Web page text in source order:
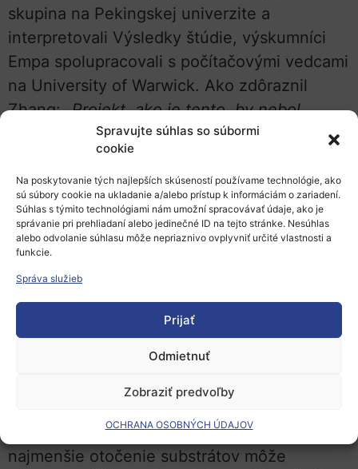
Spravujte súhlas so súbormi
cookie
Na poskytovanie tých najlepších skúseností používame technológie, ako
sú súbory cookie na ukladanie a/alebo prístup k informáciám o zariadení.
Súhlas s týmito technológiami nám umožní spracovávať údaje, ako je
správanie pri prehliadaní alebo jedinečné ID na tejto stránke. Nesúhlas
alebo odvolanie súhlasu môže nepriaznivo ovplyvniť určité vlastnosti a
funkcie.
Správa služieb
Prijať
Odmietnuť
Zobraziť predvoľby
OCHRANA OSOBNÝCH ÚDAJOV
skupina na Pekingskej univerzite a
interpretovali Výsledky štúdie, výskumníci
Empa spolupracovali s počítačovými vedcami
na University of Warwick. Ako zdôraznil
Zhang:„Projekt, ako je tento, by nebol
možný bez spolupráce.“
nanorúrkami predstavovalo pre výskumníkov
značnú výzvu. Ako ďalej vysvetlil Zhang:
„Uhlíkové nanorúrky a grafénové nanorúry sa
je potrebné nanorúrky preniesť na substrát
zariadenia a kontaktovať ich kovovými
elektródami. Potom ich rozrežeme litografiou
s elektrónovým lúčom s vysokým rozlíšením,
aby sme ich rozdelili na dve elektródy.“
substrát. Kľúčom je presnosť: Dokonca aj
najmenšie otočenie substrátov môže